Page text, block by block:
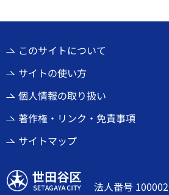
このサイトについて
サイトの使い方
個人情報の取り扱い
著作権・リンク・免責事項
サイトマップ
世田谷区
法人番号